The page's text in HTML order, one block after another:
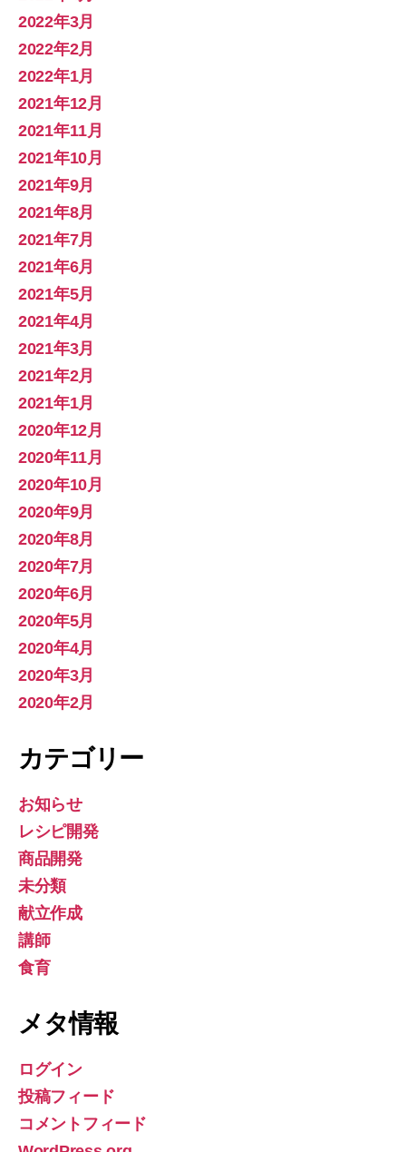
2022年3月
2022年2月
2022年1月
2021年12月
2021年11月
2021年10月
2021年9月
2021年8月
2021年7月
2021年6月
2021年5月
2021年4月
2021年3月
2021年2月
2021年1月
2020年12月
2020年11月
2020年10月
2020年9月
2020年8月
2020年7月
2020年6月
2020年5月
2020年4月
2020年3月
2020年2月
カテゴリー
お知らせ
レシピ開発
商品開発
未分類
献立作成
講師
食育
メタ情報
ログイン
投稿フィード
コメントフィード